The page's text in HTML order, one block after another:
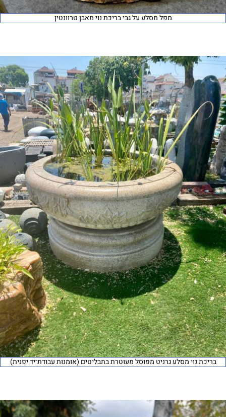
מפל מסלע על גבי בריכת נוי מאבן טרוונטין
בריכת נוי מסלע גרניט מפוסל מעוטרת בתבליטים (אומנות עבודת־יד יפנית)